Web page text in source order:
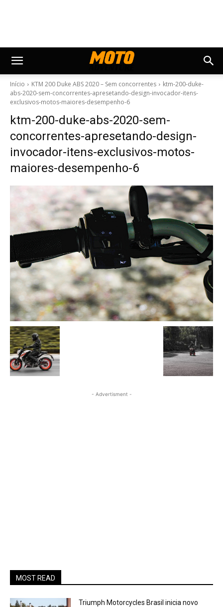
Início KTM 200 Duke ABS 2020 – Sem concorrentes
ktm-200-duke-
abs-2020-sem-concorrentes-apresetando-design-invocador-itens-
exclusivos-motos-maiores-desempenho-6
ktm-200-duke-abs-2020-sem-
concorrentes-apresetando-design-
invocador-itens-exclusivos-motos-
maiores-desempenho-6
- Advertisment -
MOST READ
Triumph Motorcycles Brasil inicia novo